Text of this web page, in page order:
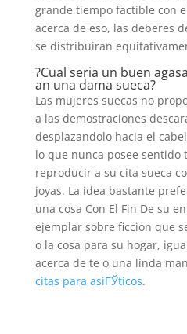
grande tiempo factible con
acerca de eso, las deberes
se distribuiran
?Cual seria un buen
an una dama sueca?
Las mujeres suecas no
a las demostraciones
desplazandolo hacia el
lo que nunca posee sentido
reproducir a su cita sueca
joyas. La idea bastante
una cosa Con El Fin De su
ejemplar sobre ficcion que
o la cosa para su hogar,
acerca de te o una linda
citas para asiГЎticos.